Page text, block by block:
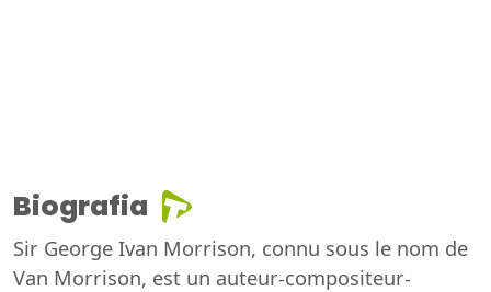
Biografia
Sir George Ivan Morrison, connu sous le nom de
Van Morrison, est un auteur-compositeur-